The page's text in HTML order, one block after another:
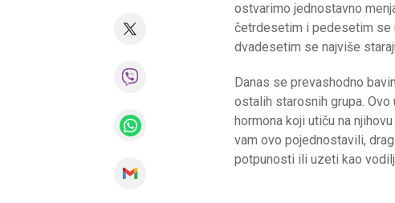
ostvarimo jednostavno
četrdesetim i pedesetim se
dvadesetim se najviše
Danas se prevashodno
ostalih starosnih grupa.
hormona koji utiču na
vam ovo pojednostavili,
potpunosti ili uzeti kao